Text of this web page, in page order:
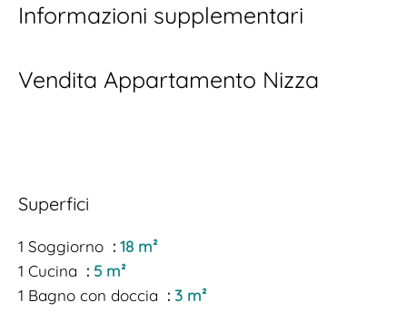
Informazioni supplementari
Vendita Appartamento Nizza
Superfici
1 Soggiorno
18 m²
1 Cucina
5 m²
1 Bagno con doccia
3 m²